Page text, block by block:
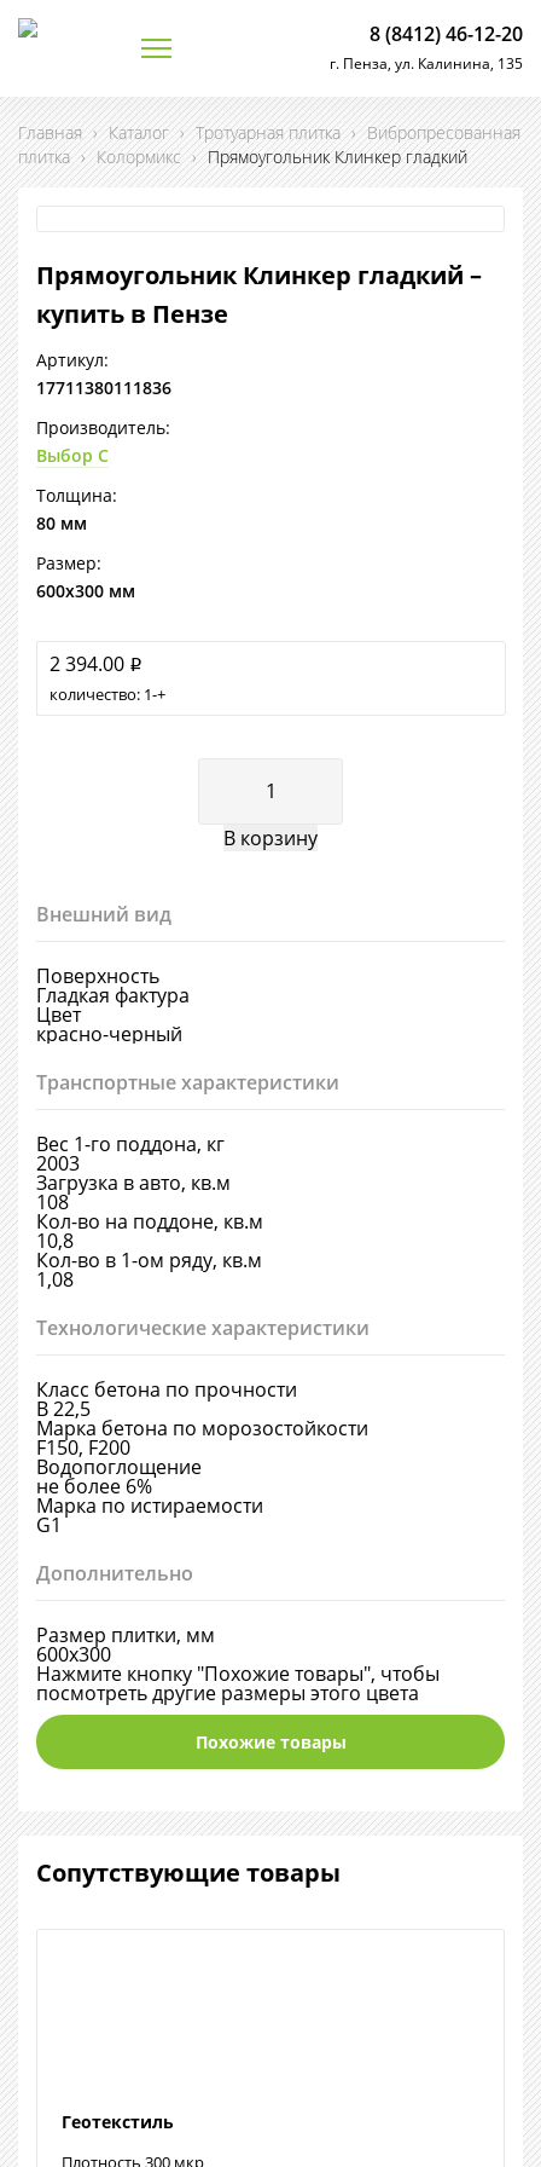
8 (8412) 46-12-20
г. Пенза, ул. Калинина, 135
Главная › Каталог › Тротуарная плитка › Вибропресованная
плитка › Колормикс › Прямоугольник Клинкер гладкий
Прямоугольник Клинкер гладкий –
купить в Пензе
Артикул:
17711380111836
Производитель:
Выбор С
Толщина:
80 мм
Размер:
600х300 мм
2 394.00 i
количество: 1 +
Внешний вид
Поверхность
Гладкая фактура
Цвет
красно-черный
Транспортные характеристики
Вес 1-го поддона, кг
2003
Загрузка в авто, кв.м
108
Кол-во на поддоне, кв.м
10,8
Кол-во в 1-ом ряду, кв.м
1,08
Технологические характеристики
Класс бетона по прочности
В 22,5
Марка бетона по морозостойкости
F150, F200
Водопоглощение
не более 6%
Марка по истираемости
G1
Дополнительно
Размер плитки, мм
600х300
Нажмите кнопку "Похожие товары", чтобы
посмотреть другие размеры этого цвета
Похожие товары
Сопутствующие товары
Геотекстиль
Плотность 300 мкр